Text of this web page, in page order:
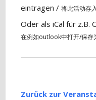
eintragen /将此活动存
Oder als iCal für
在例如outlook中打开/保存
Zurück zur